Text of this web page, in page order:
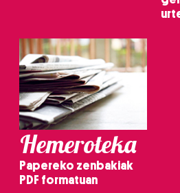
Hemeroteka
Papereko zenbakiak
PDF formatuan